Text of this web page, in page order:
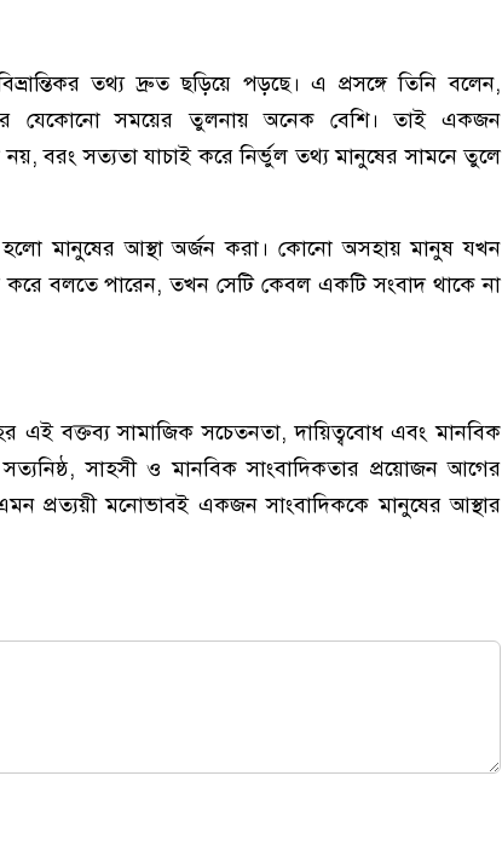
তথ্য দ্রুত ছড়িয়ে পড়ছে। এ প্রসঙ্গে তিনি বলেন,
যেকোনো সময়ের তুলনায় অনেক বেশি। তাই একজন
নয়, বরং সত্যতা যাচাই করে নির্ভুল তথ্য মানুষের সামনে তুলে
হলো মানুষের আস্থা অর্জন করা। কোনো অসহায় মানুষ যখন
করে বলতে পারেন, তখন সেটি কেবল একটি সংবাদ থাকে না
এই বক্তব্য সামাজিক সচেতনতা, দায়িত্ববোধ এবং মানবিক
সাহসী ও মানবিক সাংবাদিকতার প্রয়োজন আগের
প্রত্যয়ী মনোভাবই একজন সাংবাদিককে মানুষের আস্থার